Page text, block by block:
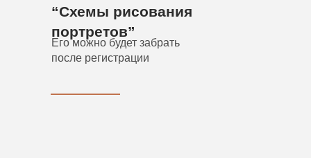
Его можно будет забрать
после регистрации
“Схемы рисования
портретов”